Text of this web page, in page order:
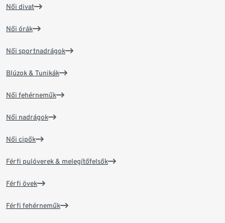
Női divat
Női órák
Női sportnadrágok
Blúzok & Tunikák
Női fehérneműk
Női nadrágok
Női cipők
Férfi pulóverek & melegítőfelsők
Férfi övek
Férfi fehérneműk